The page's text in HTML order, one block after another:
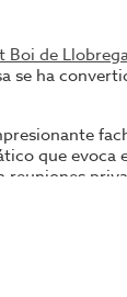
Boi de
se ha
que evoca
Es